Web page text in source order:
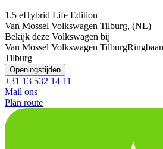
1.5 eHybrid Life Edition
Van Mossel Volkswagen Tilburg, (NL)
Bekijk deze Volkswagen bij
Van Mossel Volkswagen Tilburg
Tilburg
Openingstijden
+31 13 532 14 11
Mail ons
Plan route